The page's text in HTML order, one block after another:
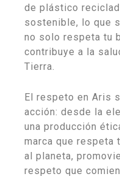
de plástico
sostenible, lo que
no solo respeta tu
contribuye a la
Tierra.
El respeto en Aris
acción: desde la
una producción
marca que respeta
al planeta,
respeto que